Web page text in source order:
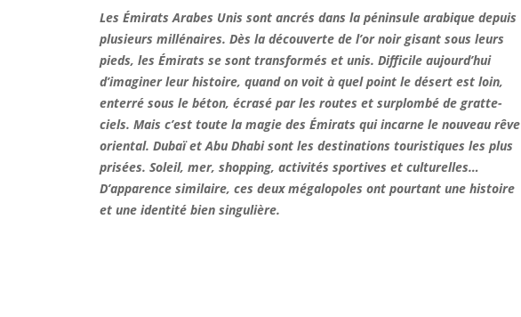
Les Émirats Arabes Unis sont ancrés dans la péninsule arabique depuis
plusieurs millénaires. Dès la découverte de l’or noir gisant sous leurs
pieds, les Émirats se sont transformés et unis. Difficile aujourd’hui
d’imaginer leur histoire, quand on voit à quel point le désert est loin,
enterré sous le béton, écrasé par les routes et surplombé de gratte-
ciels. Mais c’est toute la magie des Émirats qui incarne le nouveau rêve
oriental. Dubaï et Abu Dhabi sont les destinations touristiques les plus
prisées. Soleil, mer, shopping, activités sportives et culturelles…
D’apparence similaire, ces deux mégalopoles ont pourtant une histoire
et une identité bien singulière.